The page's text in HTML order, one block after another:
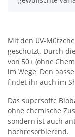
Mit den UV-
geschützt. Durch
von 50+ (ohne
im Wege! Den
findet ihr auch im
Das supersofte
ohne chemische
sondern ist auch
hochresorbierend.